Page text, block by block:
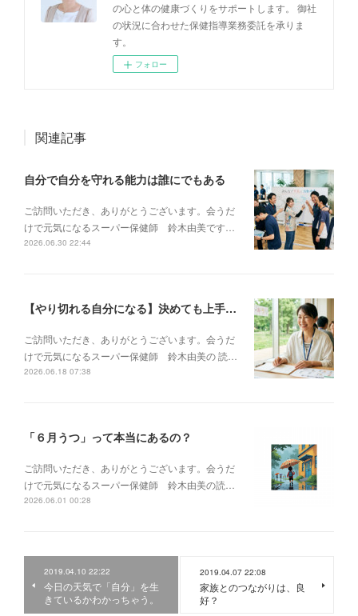
の心と体の健康づくりをサポートします。 御社
の状況に合わせた保健指導業務委託を承りま
す。
フォロー
関連記事
自分で自分を守れる能力は誰にでもある
ご訪問いただき、ありがとうございます。会うだ
けで元気になるスーパー保健師 鈴木由美です…
2026.06.30 22:44
【やり切れる自分になる】決めても上手くいかない・邪魔が入るあなたが、再起動する方法
ご訪問いただき、ありがとうございます。会うだ
けで元気になるスーパー保健師 鈴木由美の 読…
2026.06.18 07:38
「６月うつ」って本当にあるの？
ご訪問いただき、ありがとうございます。会うだ
けで元気になるスーパー保健師 鈴木由美の読…
2026.06.01 00:28
2019.04.10 22:22
今日の天気で「自分」を生
きているかわかっちゃう。
2019.04.07 22:08
家族とのつながりは、良
好？